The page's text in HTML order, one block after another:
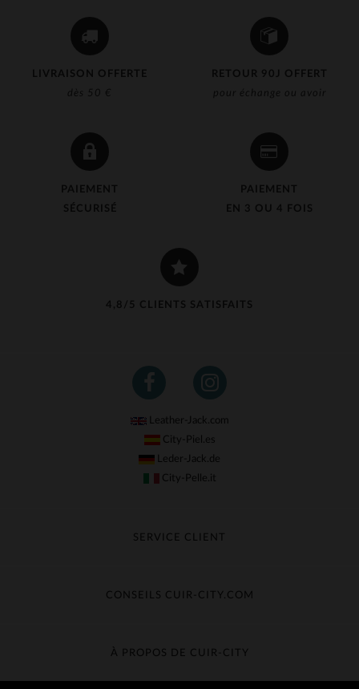
LIVRAISON OFFERTE
dès 50 €
RETOUR 90J OFFERT
pour échange ou avoir
PAIEMENT
SÉCURISÉ
PAIEMENT
EN 3 OU 4 FOIS
4,8/5 CLIENTS SATISFAITS
Leather-Jack.com
City-Piel.es
Leder-Jack.de
City-Pelle.it
SERVICE CLIENT
Échange & Remboursement
Contacter le service client
CONSEILS CUIR-CITY.COM
Guide des matières
À PROPOS DE CUIR-CITY